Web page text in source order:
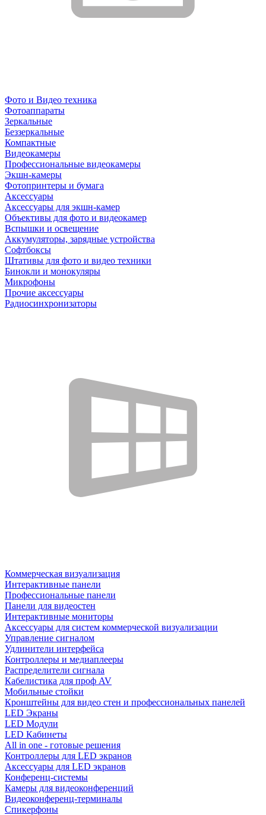
Фото и Видео техника
Фотоаппараты
Зеркальные
Беззеркальные
Компактные
Видеокамеры
Профессиональные видеокамеры
Экшн-камеры
Фотопринтеры и бумага
Аксессуары
Аксессуары для экшн-камер
Объективы для фото и видеокамер
Вспышки и освещение
Аккумуляторы, зарядные устройства
Софтбоксы
Штативы для фото и видео техники
Бинокли и монокуляры
Микрофоны
Прочие аксессуары
Радиосинхронизаторы
Коммерческая визуализация
Интерактивные панели
Профессиональные панели
Панели для видеостен
Интерактивные мониторы
Аксессуары для систем коммерческой визуализации
Управление сигналом
Удлинители интерфейса
Контроллеры и медиаплееры
Распределители сигнала
Кабелистика для проф AV
Мобильные стойки
Кронштейны для видео стен и профессиональных панелей
LED Экраны
LED Модули
LED Кабинеты
All in one - готовые решения
Контроллеры для LED экранов
Аксессуары для LED экранов
Конференц-системы
Камеры для видеоконференций
Видеоконференц-терминалы
Спикерфоны